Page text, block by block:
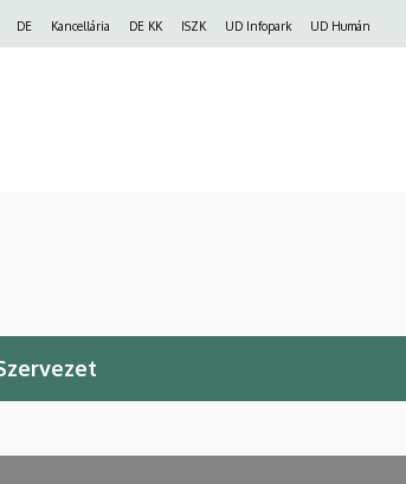
Felső
DE Kancellária DE KK ISZK UD Infopark UD Humán